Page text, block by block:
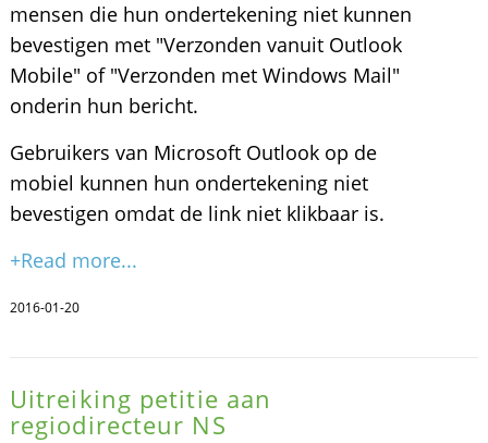
mensen die hun ondertekening niet kunnen
bevestigen met "Verzonden vanuit Outlook
Mobile" of "Verzonden met Windows Mail"
onderin hun bericht.
Gebruikers van Microsoft Outlook op de
mobiel kunnen hun ondertekening niet
bevestigen omdat de link niet klikbaar is.
+Read more...
2016-01-20
Uitreiking petitie aan
regiodirecteur NS